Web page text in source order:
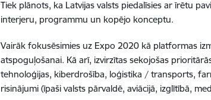
Tiek plānots, ka Latvijas valsts piedalīsies ar īrētu
interjeru, programmu un kopējo konceptu.
Vairāk fokusēsimies uz Expo 2020 kā platformas
atspoguļošanai. Kā arī, izvirzītas sekojošas
tehnoloģijas, kiberdrošība, loģistika / transports,
risinājumi (īpaši valsts pārvaldē, aviācijā, izglītībā,